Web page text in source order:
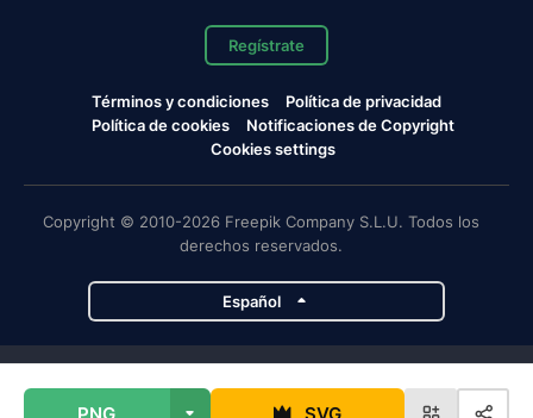
Regístrate
Términos y condiciones
Política de privacidad
Política de cookies
Notificaciones de Copyright
Cookies settings
Copyright © 2010-2026 Freepik Company S.L.U. Todos los
derechos reservados.
Español